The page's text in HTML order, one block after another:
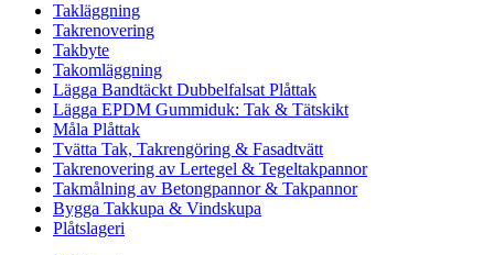
Takläggning
Takrenovering
Takbyte
Takomläggning
Lägga Bandtäckt Dubbelfalsat Plåttak
Lägga EPDM Gummiduk: Tak & Tätskikt
Måla Plåttak
Tvätta Tak, Takrengöring & Fasadtvätt
Takrenovering av Lertegel & Tegeltakpannor
Takmålning av Betongpannor & Takpannor
Bygga Takkupa & Vindskupa
Plåtslageri